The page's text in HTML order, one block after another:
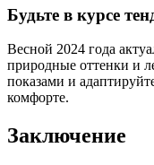
Будьте в курсе
Весной 2024 года
природные оттенки и
показами и
комфорте.
Заключение